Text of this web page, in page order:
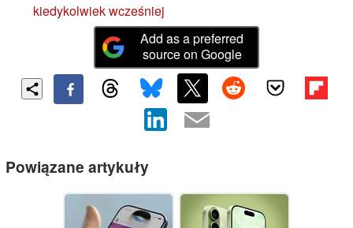
kiedykolwiek wcześniej
Add as a preferred
source on Google
Powiązane artykuły